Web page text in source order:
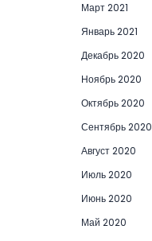
Март 2021
Январь 2021
Декабрь 2020
Ноябрь 2020
Октябрь 2020
Сентябрь 2020
Август 2020
Июль 2020
Июнь 2020
Май 2020